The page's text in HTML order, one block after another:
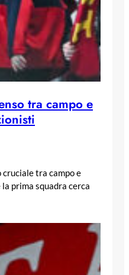
tra campo e
tra campo e
prima squadra cerca